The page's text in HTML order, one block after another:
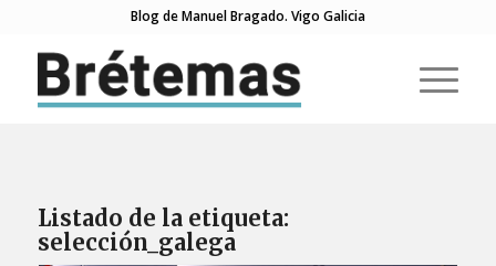
Blog de Manuel Bragado. Vigo Galicia
Listado de la etiqueta:
selección_galega